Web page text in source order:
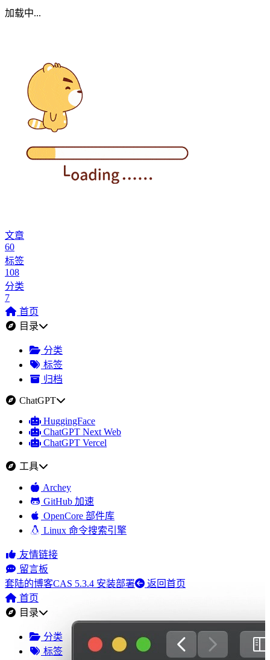
加载中...
文章
60
标签
108
分类
7
首页
目录
分类
标签
归档
ChatGPT
HuggingFace
ChatGPT Next Web
ChatGPT Vercel
工具
Archey
GitHub 加速
OpenCore 部件库
Linux 命令搜索引擎
友情链接
留言板
套陆的博客CAS 5.3.4 安装部署
返回首页
首页
目录
分类
标签